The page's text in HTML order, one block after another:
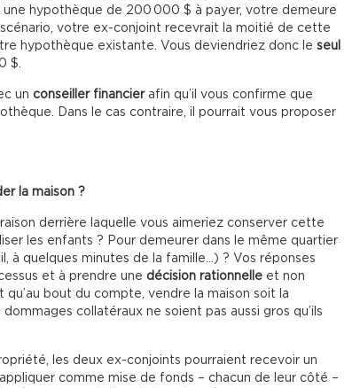
hypothèque de 200 000 $ à payer, votre demeure
votre ex-conjoint recevrait la moitié de cette
hypothèque existante. Vous deviendriez donc le seul
$.
un conseiller financierafin qu’il vous confirme que
Dans le cas contraire, il pourrait vous proposer
la maison ?
derrière laquelle vous aimeriez conserver cette
les enfants ? Pour demeurer dans le même quartier
à quelques minutes de la famille...) ? Vos réponses
et à prendre une décision rationnelle et non
bout du compte, vendre la maison soit la
collatéraux ne soient pas aussi gros qu’ils
les deux ex-conjoints pourraient recevoir un
comme mise de fonds – chacun de leur côté –